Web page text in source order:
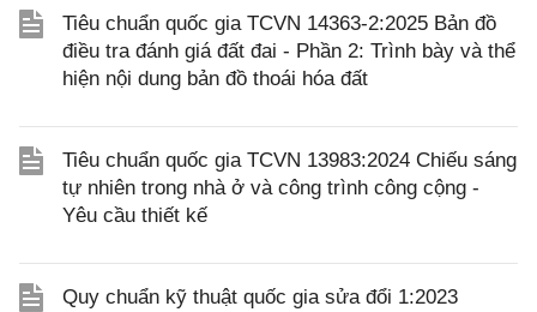
Tiêu chuẩn quốc gia TCVN 14363-2:2025 Bản đồ
điều tra đánh giá đất đai - Phần 2: Trình bày và thể
hiện nội dung bản đồ thoái hóa đất
Tiêu chuẩn quốc gia TCVN 13983:2024 Chiếu sáng
tự nhiên trong nhà ở và công trình công cộng -
Yêu cầu thiết kế
Quy chuẩn kỹ thuật quốc gia sửa đổi 1:2023